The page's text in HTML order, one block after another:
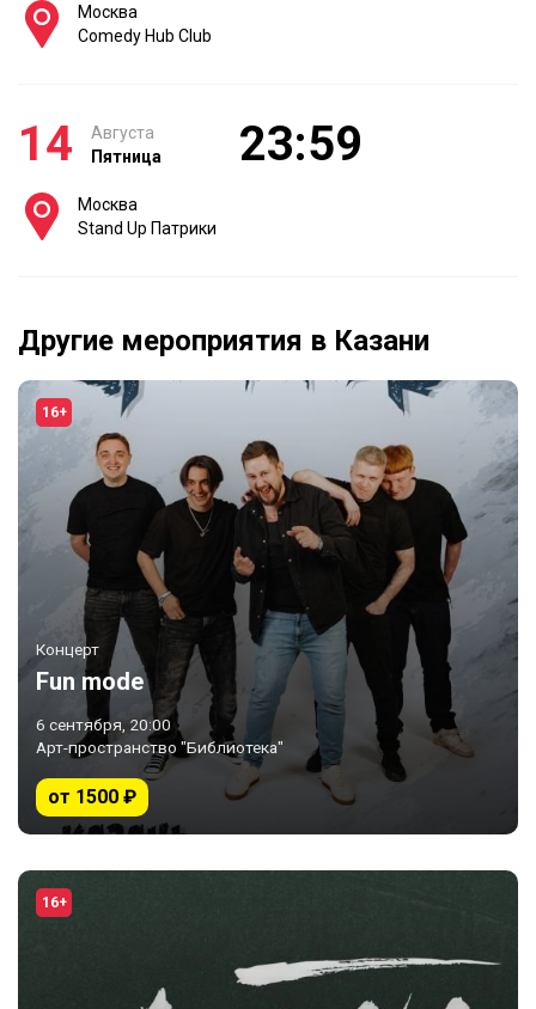
Москва
Comedy Hub Club
14
Августа
Пятница
23:59
Москва
Stand Up Патрики
Другие мероприятия в Казани
16+
Концерт
Fun mode
6 сентября, 20:00
Арт-пространство "Библиотека"
от 1500 ₽
16+